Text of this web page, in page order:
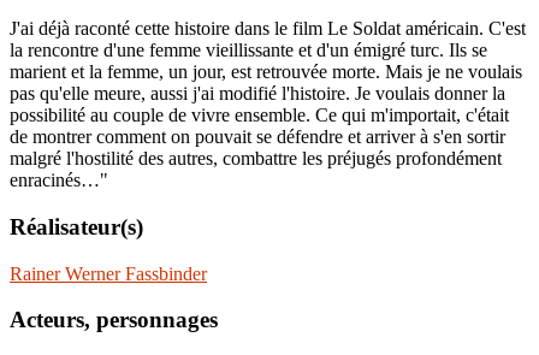
J'ai déjà raconté cette histoire dans le film Le Soldat américain. C'est
la rencontre d'une femme vieillissante et d'un émigré turc. Ils se
marient et la femme, un jour, est retrouvée morte. Mais je ne voulais
pas qu'elle meure, aussi j'ai modifié l'histoire. Je voulais donner la
possibilité au couple de vivre ensemble. Ce qui m'importait, c'était
de montrer comment on pouvait se défendre et arriver à s'en sortir
malgré l'hostilité des autres, combattre les préjugés profondément
enracinés…"
Réalisateur(s)
Rainer Werner Fassbinder
Acteurs, personnages